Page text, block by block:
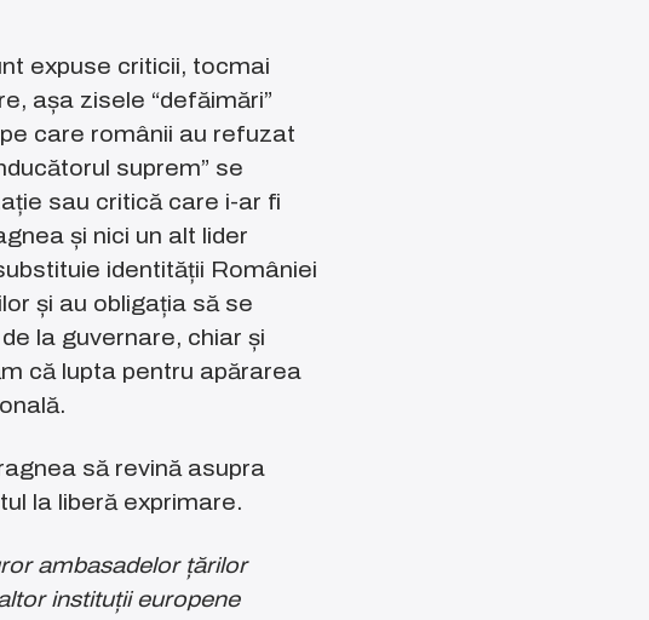
expuse criticii, tocmai
așa zisele “defăimări”
care românii au refuzat
suprem” se
sau critică care i-ar fi
și nici un alt lider
identității României
și au obligația să se
la guvernare, chiar și
că lupta pentru apărarea
să revină asupra
la liberă exprimare.
ambasadelor țărilor
instituții europene